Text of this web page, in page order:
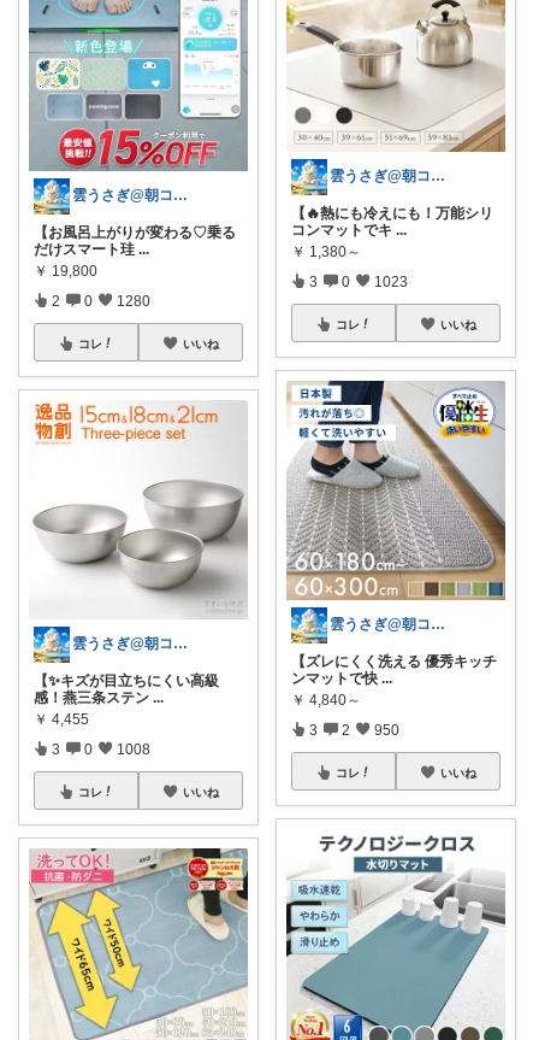
雲うさぎ@朝コレ❤良質便利時短グッズ🐰
【お風呂上がりが変わる♡乗る
だけスマート珪 ...
￥ 19,800
2 0 1280
コレ いいね
雲うさぎ@朝コレ❤良質便利時短グッズ🐰
【✨キズが目立ちにくい高級
感！燕三条ステン ...
￥ 4,455
3 0 1008
コレ いいね
雲うさぎ@朝コレ❤良質便利時短グッズ🐰
【🔥熱にも冷えにも！万能シリ
コンマットでキ ...
￥ 1,380～
3 0 1023
コレ いいね
雲うさぎ@朝コレ❤良質便利時短グッズ🐰
【ズレにくく洗える 優秀キッチ
ンマットで快 ...
￥ 4,840～
3 2 950
コレ いいね